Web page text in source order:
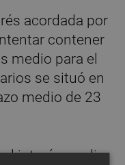
acordada por
contener
medio para el
se situó en
medio de 23
el interés medio